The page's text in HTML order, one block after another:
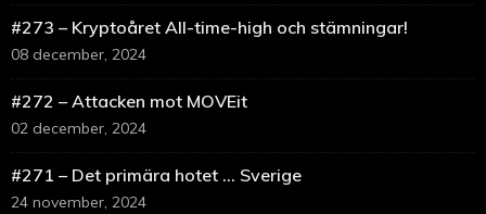
#273 – Kryptoåret All-time-high och stämningar!
08 december, 2024
#272 – Attacken mot MOVEit
02 december, 2024
#271 – Det primära hotet … Sverige
24 november, 2024